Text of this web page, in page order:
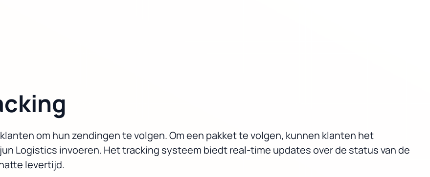
om hun zendingen te volgen. Om een pakket te volgen, kunnen klanten het
Logistics invoeren. Het tracking systeem biedt real-time updates over de status van de
levertijd.